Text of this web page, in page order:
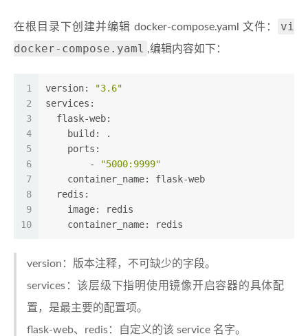
在根目录下创建并编辑 docker-compose.yaml 文件：
vi
docker-compose.yaml ,编辑内容如下：
1
2
3
4
5
6
7
8
9
10
version:
"3.6"
services:
  flask-web:
    build: .
    ports:
        -
"5000:9999"
    container_name: flask-web
  redis:
    image: redis
    container_name: redis
version：版本注释，不可缺少的字段。
services：该层级下指明使用镜像开启容器的具体配
置，是最主要的配置项。
flask-web、redis：自定义的该 service 名字。